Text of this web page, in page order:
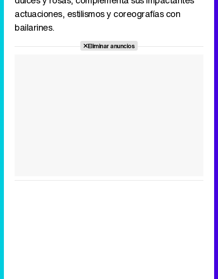
actuaciones, estilismos y coreografías con
bailarines.
Eliminar anuncios